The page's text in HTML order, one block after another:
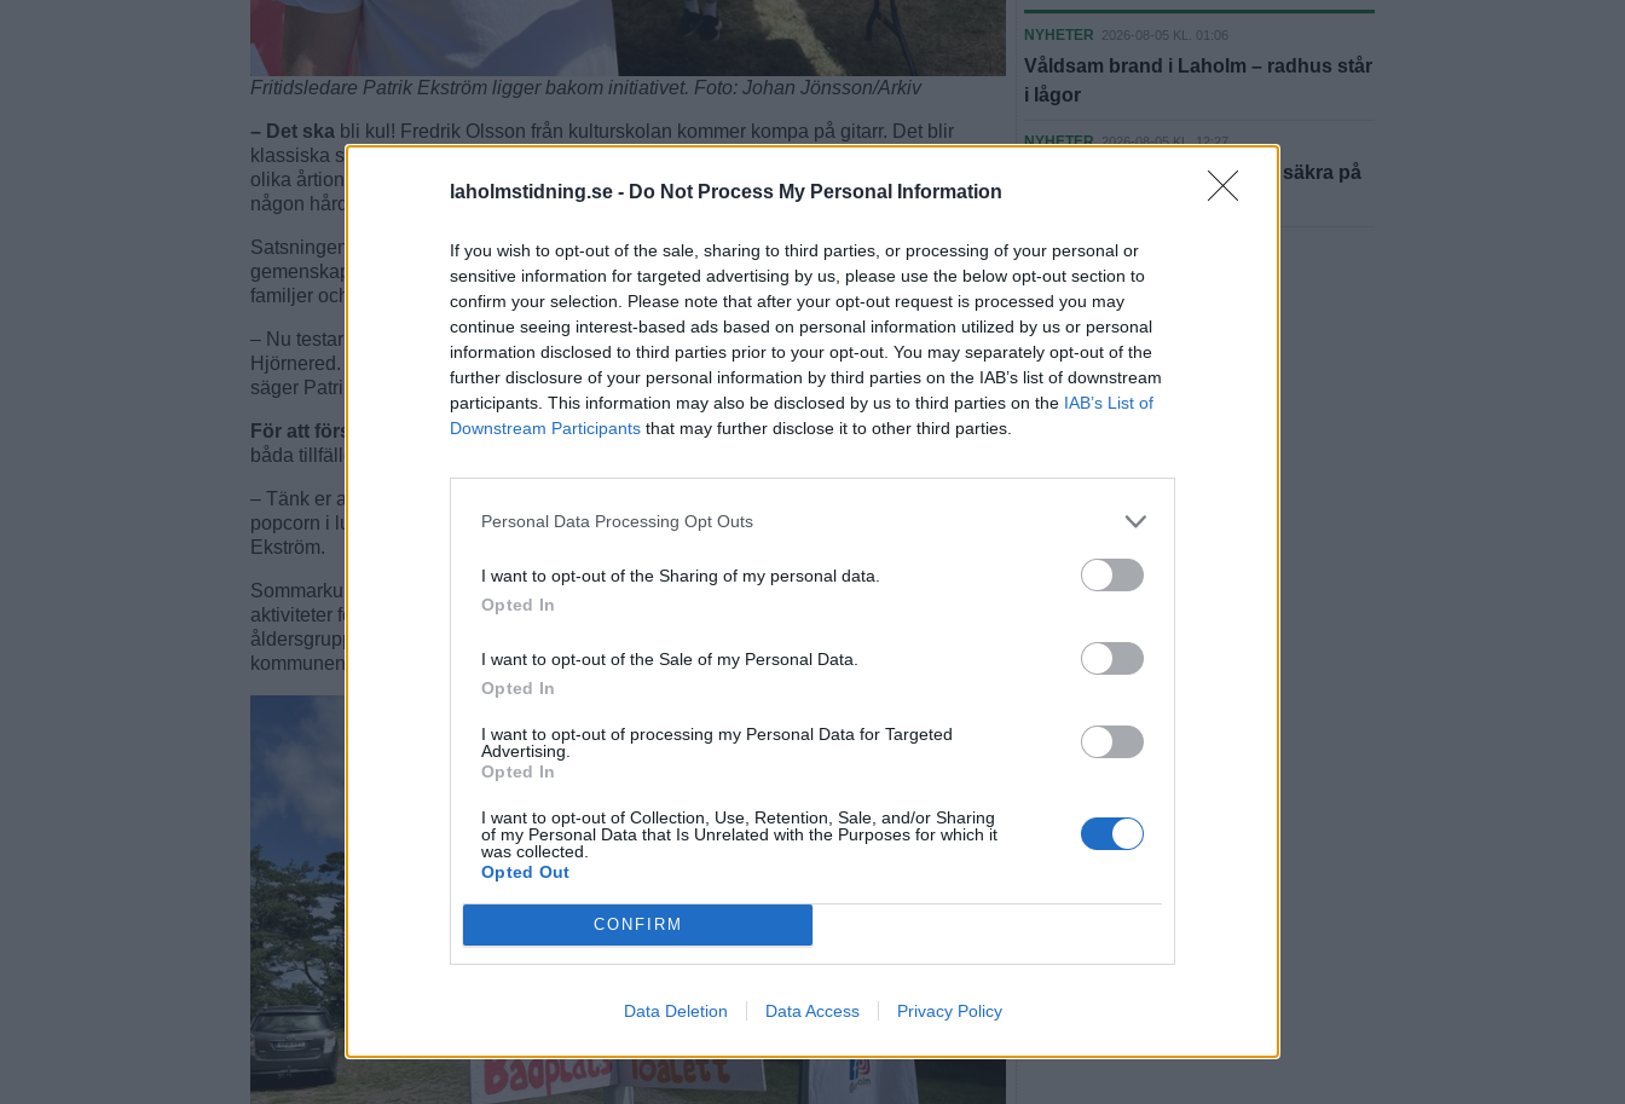
laholmstidning.se - Do Not Process My Personal Information
If you wish to opt-out of the sale, sharing to third parties, or processing of your personal or
sensitive information for targeted advertising by us, please use the below opt-out section to
confirm your selection. Please note that after your opt-out request is processed you may
continue seeing interest-based ads based on personal information utilized by us or personal
information disclosed to third parties prior to your opt-out. You may separately opt-out of the
further disclosure of your personal information by third parties on the IAB’s list of downstream
participants. This information may also be disclosed by us to third parties on the IAB’s List of
Downstream Participants that may further disclose it to other third parties.
Personal Data Processing Opt Outs
I want to opt-out of the Sharing of my personal data.
Opted In
I want to opt-out of the Sale of my Personal Data.
Opted In
I want to opt-out of processing my Personal Data for Targeted
Advertising.
Opted In
I want to opt-out of Collection, Use, Retention, Sale, and/or Sharing
of my Personal Data that Is Unrelated with the Purposes for which it
was collected.
Opted Out
CONFIRM
Data Deletion Data Access Privacy Policy
Fritidsledare Patrik Ekström ligger bakom initiativet. Foto: Johan Jönsson/Arkiv
– Det ska bli kul! Fredrik Olsson från kulturskolan kommer kompa på gitarr. Det blir
klassiska sommarvisor och quizet blir med blandade frågor från olika musikstilar och
olika årtionden, säger Jeanette Bengtsson, samtidigt som hon slår fast att det inte blir
någon hårdrock denna gång.
Satsningen ligger i linje med kommunens arbete för ökad folkhälsa och social
gemenskap. Förhoppningen är att aktiviteterna ska bli en mötesplats för både unga,
familjer och äldre besökare.
– Nu testar vi det här för första gången och hoppas att många vill komma ut till
Hjörnered. Faller det väl ut kan det absolut vara något vi bygger vidare på kommande år,
säger Patrik Ekström.
För att förstärka
sommarkänslan kommer det dessutom att finnas nygjorda popcorn vid
båda tillfällena.
– Tänk er allsång en fin sommardag i Hjörnered med naturen runt omkring och doften av
popcorn i luften. Det känns som ett väldigt trevligt inslag i årets Sommarkul, säger Patrik
Ekström.
Sommarkul i Hjörnered arrangeras under vecka 25–27 och erbjuder kostnadsfria
aktiviteter för barn och unga. De nya musikinslagen är öppna även för andra
åldersgrupper och är en del av ambitionen att göra området till en mötesplats för hela
kommunen.
NYHETER 2026-08-05 KL. 01:06
Våldsam brand i Laholm – radhus står
i lågor
NYHETER 2026-08-05 KL. 12:27
Brandmästaren: ”Vi var inte säkra på
Fler nyheter